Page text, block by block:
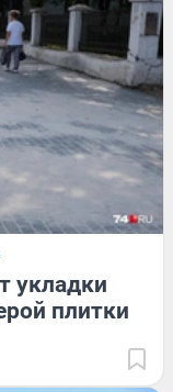
укладки
плитки